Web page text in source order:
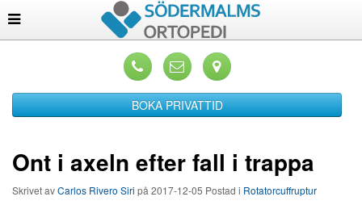
BOKA PRIVATTID
Ont i axeln efter fall i trappa
Skrivet avCarlos Rivero Siri på 2017-12-05 Postad i Rotatorcuffruptur